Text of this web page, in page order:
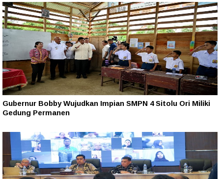
Gubernur Bobby Wujudkan Impian SMPN 4 Sitolu Ori Miliki
Gedung Permanen